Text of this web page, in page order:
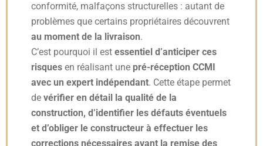
conformité, malfaçons structurelles : autant de
problèmes que certains propriétaires découvrent
au moment de la livraison.
C’est pourquoi il est essentiel d’anticiper ces
risques en réalisant une pré-réception CCMI
avec un expert indépendant. Cette étape permet
de vérifier en détail la qualité de la
construction, d’identifier les défauts éventuels
et d’obliger le constructeur à effectuer les
corrections nécessaires avant la remise des